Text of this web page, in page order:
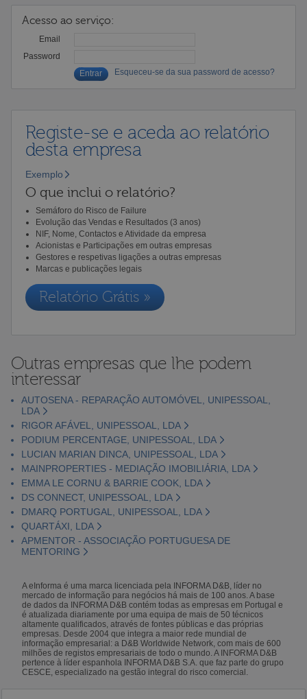
Acesso ao serviço:
Email
Password
Esqueceu-se da sua password de acesso?
Registe-se e aceda ao relatório
desta empresa
Exemplo
O que inclui o relatório?
Semáforo do Risco de Failure
Evolução das Vendas e Resultados (3 anos)
NIF, Nome, Contactos e Atividade da empresa
Acionistas e Participações em outras empresas
Gestores e respetivas ligações a outras empresas
Marcas e publicações legais
Relatório Grátis »
Outras empresas que lhe podem
interessar
AUTOSENA - REPARAÇÃO AUTOMÓVEL, UNIPESSOAL,
LDA
RIGOR AFÁVEL, UNIPESSOAL, LDA
PODIUM PERCENTAGE, UNIPESSOAL, LDA
LUCIAN MARIAN DINCA, UNIPESSOAL, LDA
MAINPROPERTIES - MEDIAÇÃO IMOBILIÁRIA, LDA
EMMA LE CORNU & BARRIE COOK, LDA
DS CONNECT, UNIPESSOAL, LDA
DMARQ PORTUGAL, UNIPESSOAL, LDA
QUARTÁXI, LDA
APMENTOR - ASSOCIAÇÃO PORTUGUESA DE
MENTORING
A eInforma é uma marca licenciada pela INFORMA D&B, líder no
mercado de informação para negócios há mais de 100 anos. A base
de dados da INFORMA D&B contém todas as empresas em Portugal e
é atualizada diariamente por uma equipa de mais de 50 técnicos
altamente qualificados, através de fontes públicas e das próprias
empresas. Desde 2004 que integra a maior rede mundial de
informação empresarial: a D&B Worldwide Network, com mais de 600
milhões de registos empresariais de todo o mundo. A INFORMA D&B
pertence à líder espanhola INFORMA D&B S.A. que faz parte do grupo
CESCE, especializado na gestão integral do risco comercial.